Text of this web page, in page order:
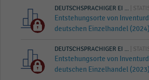
DEUTSCHSPRACHIGER EI ... |
Entstehungsorte von
deutschen Einzelhandel (2024)
DEUTSCHSPRACHIGER EI ... |
Entstehungsorte von
deutschen Einzelhandel (2023)